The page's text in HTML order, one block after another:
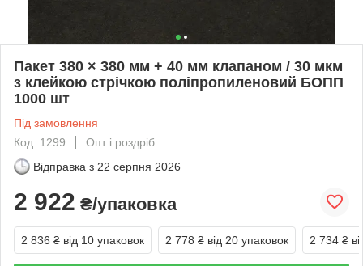
Пакет 380 × 380 мм + 40 мм клапаном / 30 мкм
з клейкою стрічкою поліпропиленовий БОПП
1000 шт
Під замовлення
Код: 1299
Опт і роздріб
Відправка з 22 серпня 2026
2 922 ₴/упаковка
2 836 ₴ від 10 упаковок 2 778 ₴ від 20 упаковок 2 734 ₴